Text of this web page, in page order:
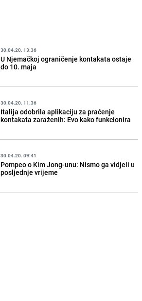
30.04.20. 13:36
U Njemačkoj ograničenje kontakata ostaje
do 10. maja
30.04.20. 11:36
Italija odobrila aplikaciju za praćenje
kontakata zaraženih: Evo kako funkcionira
30.04.20. 09:41
Pompeo o Kim Jong-unu: Nismo ga vidjeli u
posljednje vrijeme